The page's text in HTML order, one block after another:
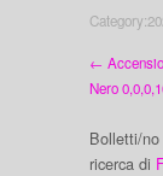
Category:
←
Nero
Bolletti/
ricerca di